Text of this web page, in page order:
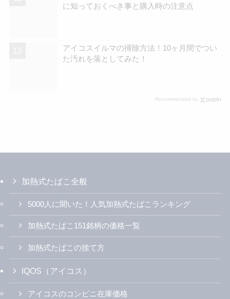
に知っておくべき事と購入時の注意点
アイコスイルマの掃除方法！10ヶ月間でつい
た汚れを落としてみた！
Recommended by
加熱式たばこ全般
5000人に聞いた！人気加熱式たばこランキング
加熱式たばこ151銘柄の価格一覧
加熱式たばこの捨て方
IQOS（アイコス）
アイコスのコンビニ在庫価格